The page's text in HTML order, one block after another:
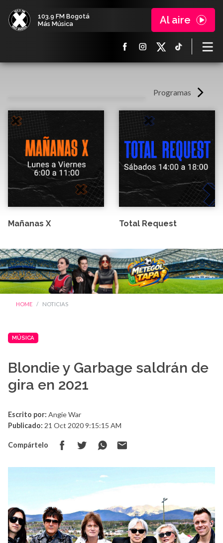
103.9 FM Bogotá
Más Música
Al aire
Programas
Mañanas X Total Request
HOME NOTICIAS
MÚSICA
Blondie y Garbage saldrán de
gira en 2021
Escrito por: Angie War
Publicado: 21 Oct 2020 9:15:15 AM
Compártelo